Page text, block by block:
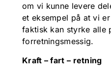
om vi kunne levere
et eksempel på at vi
faktisk kan styrke alle
forretningsmessig.
Kraft – fart – retning